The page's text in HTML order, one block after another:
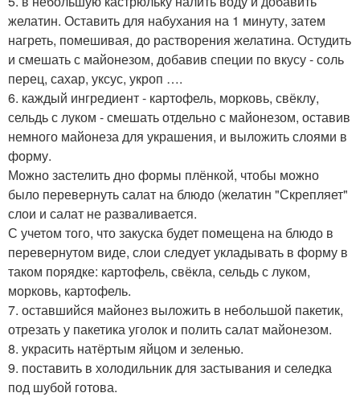
желатин. Оставить для набухания на 1 минуту, затем
нагреть, помешивая, до растворения желатина. Остудить
и смешать с майонезом, добавив специи по вкусу - соль
перец, сахар, уксус, укроп ….
6. каждый ингредиент - картофель, морковь, свёклу,
сельдь с луком - смешать отдельно с майонезом, оставив
немного майонеза для украшения, и выложить слоями в
форму.
Можно застелить дно формы плёнкой, чтобы можно
было перевернуть салат на блюдо (желатин "Скрепляет"
слои и салат не разваливается.
С учетом того, что закуска будет помещена на блюдо в
перевернутом виде, слои следует укладывать в форму в
таком порядке: картофель, свёкла, сельдь с луком,
морковь, картофель.
7. оставшийся майонез выложить в небольшой пакетик,
отрезать у пакетика уголок и полить салат майонезом.
8. украсить натёртым яйцом и зеленью.
9. поставить в холодильник для застывания и селедка
под шубой готова.